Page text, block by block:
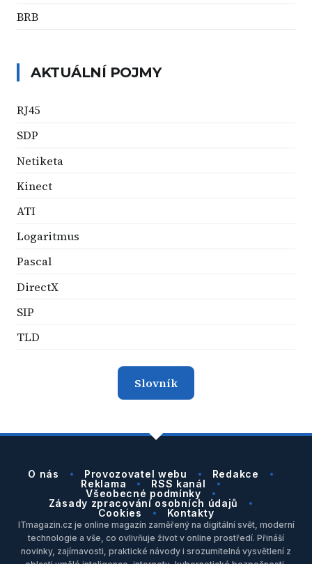
BRB
AKTUÁLNÍ POJMY
RJ45
SDP
Netiketa
Kinect
ATI
Logaritmus
Pascal
DirectX
SIP
TLD
Slovník
O nás Provozovatel webu
Redakce
Reklama
RSS kanál
Všeobecné podmínky
Zásady zpracování osobních údajů
Cookies
Kontakty
ITmagazin.cz je online magazín zaměřený na digitální svět, moderní
technologie a vše, co ovlivňuje život v online prostředí. Přináší
novinky, zajímavosti, praktické návody i srozumitelná vysvětlení z